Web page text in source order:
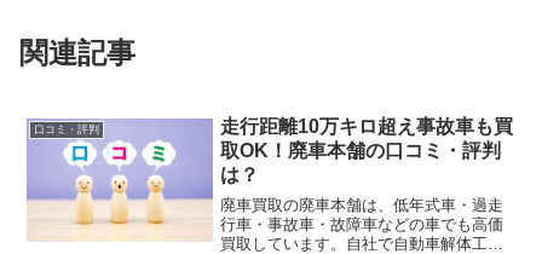
関連記事
口コミ・評判
走行距離10万キロ超え事故車も買
取OK！廃車本舗の口コミ・評判
は？
廃車買取の廃車本舗は、低年式車・過走
行車・事故車・故障車などの車でも高価
買取しています。自社で自動車解体工場